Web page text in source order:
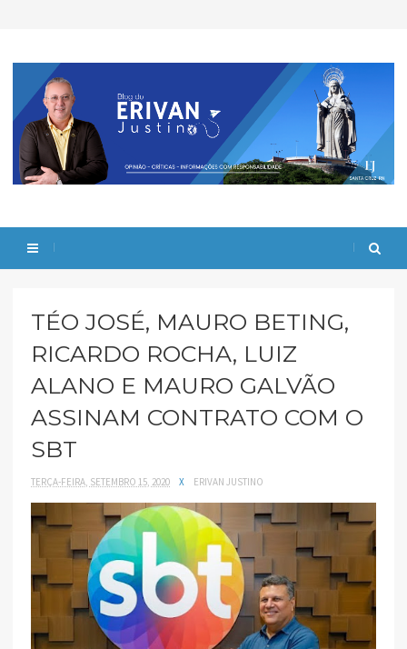
TÉO JOSÉ, MAURO BETING,
RICARDO ROCHA, LUIZ
ALANO E MAURO GALVÃO
ASSINAM CONTRATO COM O
SBT
TERÇA-FEIRA, SETEMBRO 15, 2020 X ERIVAN JUSTINO